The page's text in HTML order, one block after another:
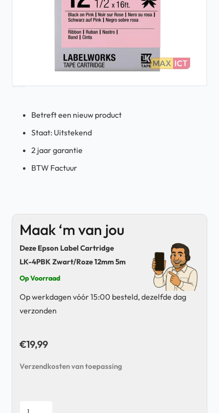
Betreft een nieuw product
Staat: Uitstekend
2 jaar garantie
BTW Factuur
Maak ‘m van jou
Deze Epson Label Cartridge
LK-4PBK Zwart/Roze 12mm 5m
Op Voorraad
Op werkdagen vóór 15:00 besteld, dezelfde dag
verzonden
€19,99
Verzendkosten van toepassing
Epson